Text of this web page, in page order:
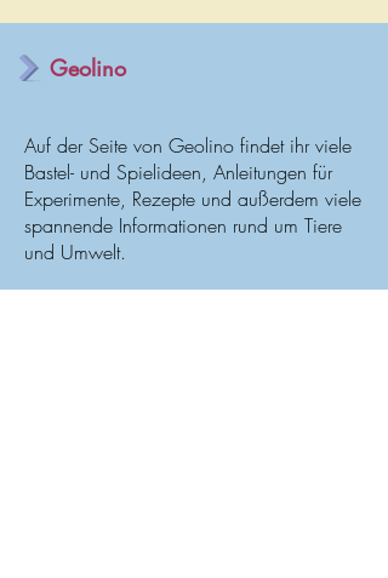
Geolino
Auf der Seite von Geolino findet ihr viele
Bastel- und Spielideen, Anleitungen für
Experimente, Rezepte und außerdem viele
spannende Informationen rund um Tiere
und Umwelt.